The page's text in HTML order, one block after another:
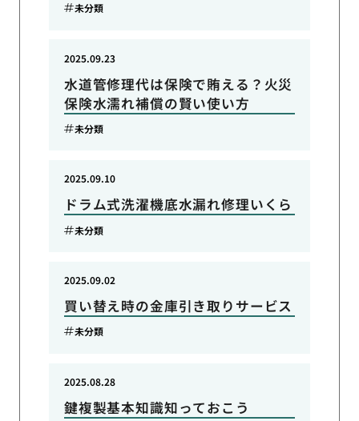
未分類
水道管修理代は保険で賄える？火災
保険水濡れ補償の賢い使い方
2025.09.23
未分類
ドラム式洗濯機底水漏れ修理いくら
2025.09.10
未分類
買い替え時の金庫引き取りサービス
2025.09.02
未分類
鍵複製基本知識知っておこう
2025.08.28